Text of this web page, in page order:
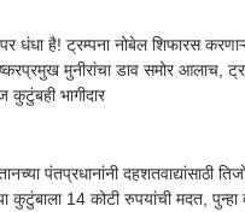
धंधा है! ट्रम्पना नोबेल शिफारस
मुनीरांचा डाव समोर आलाच,
कुटुंबही भागीदार
पंतप्रधानांनी दहशतवाद्यांसाठी
कुटुंबाला 14 कोटी रुपयांची मदत, पुन्हा